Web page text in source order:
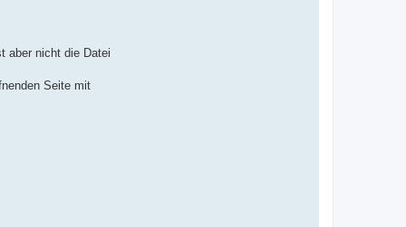
aber nicht die Datei
Seite mit